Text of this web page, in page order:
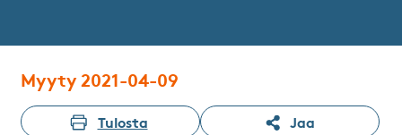
Myyty 2021-04-09
Tulosta Jaa